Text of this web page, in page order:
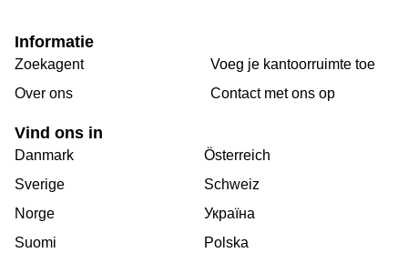
Informatie
Zoekagent
Over ons
Voeg je kantoorruimte toe
Сontact met ons op
Vind ons in
Danmark
Sverige
Norge
Suomi
Österreich
Schweiz
Україна
Polska